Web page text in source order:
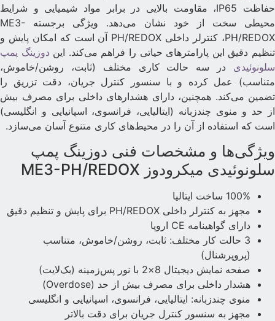
حفاظت IP65، مقاومت بالایی در برابر مواد شیمیایی و شرایط
محیطی سخت از خود نشان می‌دهد. ویژگی برجسته ME3-
PH/REDOX، کنترلر داخلی PH/REDOX آن است که امکان پایش و
دقیق این پارامترهای حیاتی را فراهم می‌کند. ایندوزینگ پمپ
سلونوئیدی در سه حالت کاری مختلف (ثابت، روشن/خاموش،
متناسب) عمل کرده و با سنسور کنترل جریان، دقت تزریق را
تضمین می‌کند. همچنین، دارای هشدارهای داخلی برای مصرف بیش
از حد و منوی چندزبانه (ایتالیایی، فرانسوی، اسپانیایی و انگلیسی)
است که استفاده از آن را در محیط‌های کاری متنوع آسان می‌سازد.
ویژگی‌ها و مشخصات فنی دوزینگ پمپ
سلونوئیدی میکرودوز ME3-PH/REDOX
100% ساخت ایتالیا
مجهز به کنترلر داخلی PH/REDOX برای پایش و تنظیم دقیق
دارای گواهینامه CE اروپا
3 حالت کار مختلف: ثابت، روشن/خاموش، متناسب
(پروپرشنال)
صفحه نمایش دیجیتال 8×2 با نور پس‌زمینه (بک‌لایت)
هشدار داخلی برای مصرف بیش از حد (Overdose)
منوی چندزبانه: ایتالیایی، فرانسوی، اسپانیایی و انگلیسی
مجهز به سنسور کنترل جریان برای دقت بالاتر